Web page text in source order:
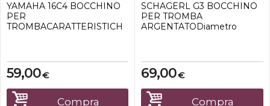
YAMAHA 16C4 BOCCHINO
PER
TROMBACARATTERISTICH
medio (semi-piatto)-
Larghezza coppa: standard-
Profondità tazza: media
(standard)-Alesaggio: 3,65
€
59,00
Compra
SCHAGERL G3 BOCCHINO
PER TROMBA
ARGENTATODiametro
€
69,00
Compra